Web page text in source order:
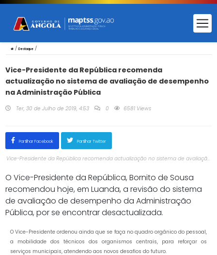
/ Destaque/
Vice-Presidente da República recomenda
actualização no sistema de avaliação de desempenho
na Administração Pública
Ter, 30 de Julho de 2019, 4:53 0 6581 Views
Partilhar Facebook Partilhar Twitter
Vice-Presidente da República recomenda actualização no sistema de avaliação
O Vice-Presidente da República, Bornito de Sousa
recomendou hoje, em Luanda, a revisão do sistema
de avaliação de desempenho da Administração
Pública, por se encontrar desactualizada.
O Vice-Presidente ordenou ainda que se faça no quadro orgânico do pessoal,
a mobilidade dos técnicos dos organismos centrais, para reforçar os
serviços municipais, atendendo aos novos desafios do futuro.